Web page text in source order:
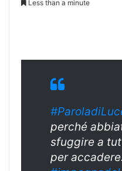
Less than a minute
perché
sfuggire a
per